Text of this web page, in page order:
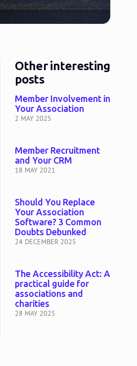
Other interesting
posts
2 MAY 2025
Member Involvement in
Your Association
18 MAY 2021
Member Recruitment
and Your CRM
24 DECEMBER 2025
Should You Replace
Your Association
Software? 3 Common
Doubts Debunked
28 MAY 2025
The Accessibility Act: A
practical guide for
associations and
charities